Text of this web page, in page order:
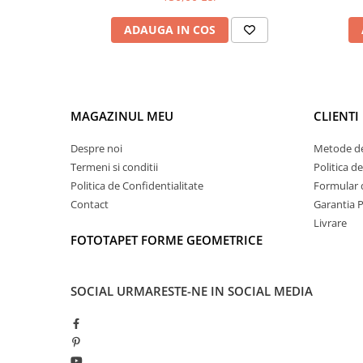
ADAUGA IN COS
MAGAZINUL MEU
Despre noi
Termeni si conditii
Politica de Confidentialitate
Contact
FOTOTAPET FORME GEOMETRICE
CLIENTI
Metode
Politica
Formular
Garantia
Livrare
SOCIAL URMARESTE-NE IN SOCIAL MEDIA